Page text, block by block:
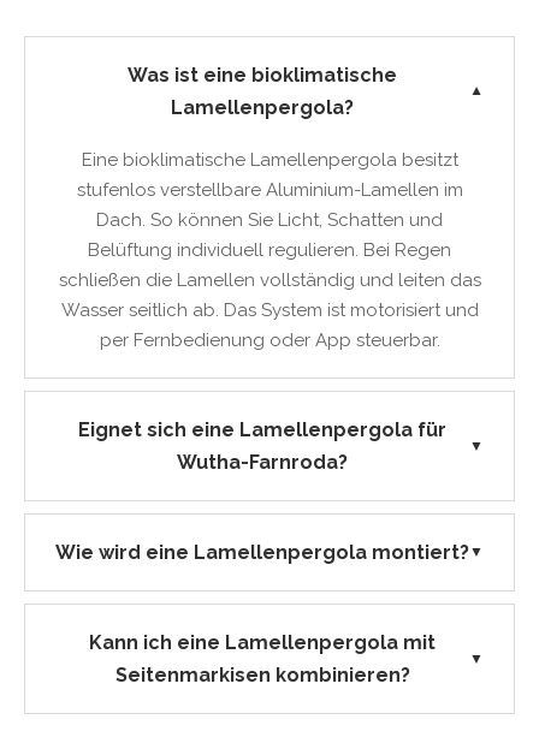
Was ist eine bioklimatische
Lamellenpergola?
▼
Eine bioklimatische Lamellenpergola besitzt
stufenlos verstellbare Aluminium-Lamellen im
Dach. So können Sie Licht, Schatten und
Belüftung individuell regulieren. Bei Regen
schließen die Lamellen vollständig und leiten das
Wasser seitlich ab. Das System ist motorisiert und
per Fernbedienung oder App steuerbar.
Eignet sich eine Lamellenpergola für
Wutha-Farnroda?
▼
Wie wird eine Lamellenpergola montiert?▼
Kann ich eine Lamellenpergola mit
Seitenmarkisen kombinieren?
▼